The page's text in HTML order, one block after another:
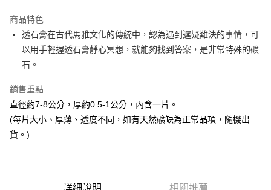
Apple Pay
街口支付
ATM付款
商品特色
透石膏在古代馬雅文化的傳統中，認為遇到遲疑難決的事情，可
以用手輕握透石膏靜心冥想，就能夠找到答案，是非常特殊的礦
石。
銷售重點
直徑約7-8公分，厚約0.5-1公分，內含一片。
(每片大小、厚薄、透度不同，如有天然礦缺為正常品項，隨機出
貨。)
詳細說明 相關推薦